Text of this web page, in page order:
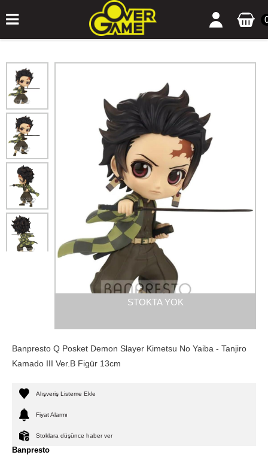
STOKTA YOK
Banpresto Q Posket Demon Slayer Kimetsu No Yaiba - Tanjiro
Kamado III Ver.B Figür 13cm
Alışveriş Listeme Ekle
Fiyat Alarmı
Stoklara düşünce haber ver
Banpresto